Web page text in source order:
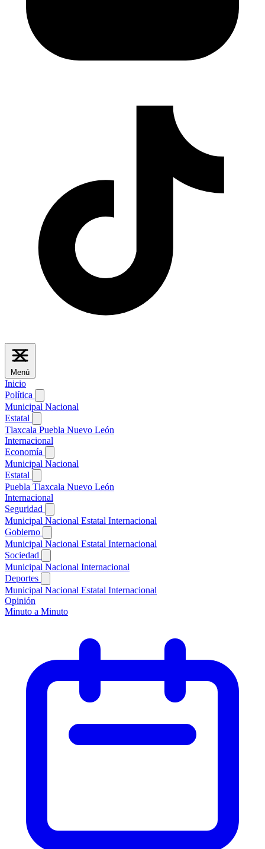
Menú
Inicio
Política
Municipal Nacional
Estatal
Tlaxcala Puebla Nuevo León
Internacional
Economía
Municipal Nacional
Estatal
Puebla Tlaxcala Nuevo León
Internacional
Seguridad
Municipal Nacional Estatal Internacional
Gobierno
Municipal Nacional Estatal Internacional
Sociedad
Municipal Nacional Internacional
Deportes
Municipal Nacional Estatal Internacional
Opinión
Minuto a Minuto